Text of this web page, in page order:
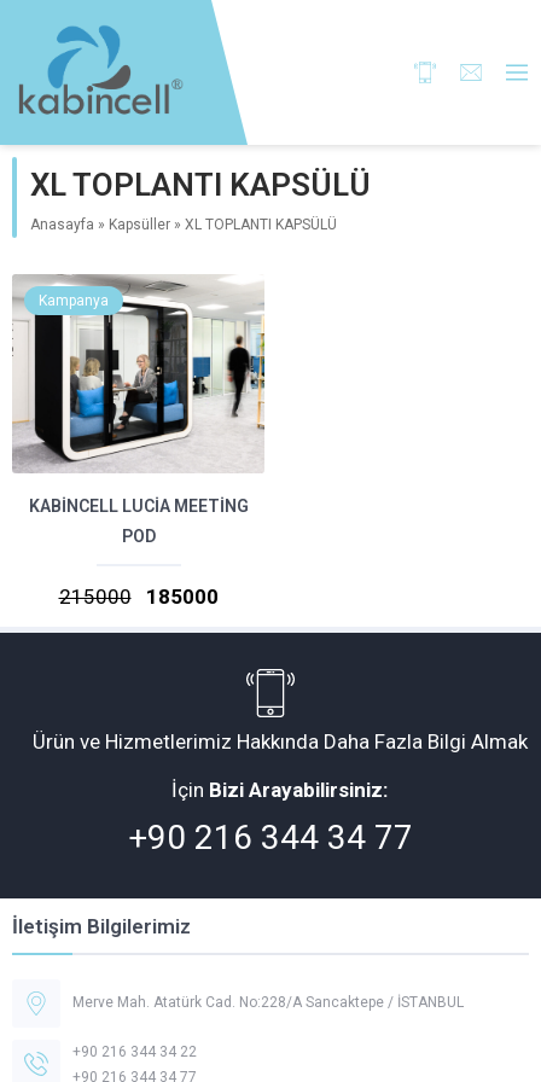
XL TOPLANTI KAPSÜLÜ
Anasayfa » Kapsüller » XL TOPLANTI KAPSÜLÜ
Kampanya
KABINCELL LUCIA MEETING
POD
215000 185000
Ürün ve Hizmetlerimiz Hakkında Daha Fazla Bilgi Almak
İçin Bizi Arayabilirsiniz:
+90 216 344 34 77
İletişim Bilgilerimiz
Merve Mah. Atatürk Cad. No:228/A Sancaktepe / İSTANBUL
+90 216 344 34 22
+90 216 344 34 77